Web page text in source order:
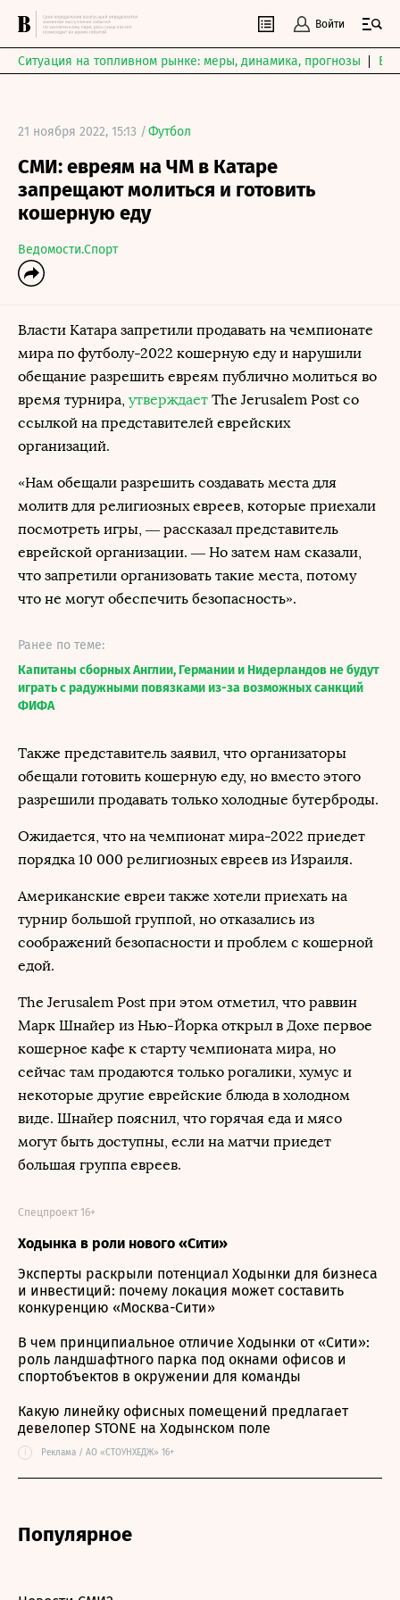
Войти
Ситуация на топливном рынке: меры, динамика, прогнозы
21 ноября 2022, 15:13 /Футбол
СМИ: евреям на ЧМ в Катаре
запрещают молиться и готовить
кошерную еду
Ведомости.Спорт
Власти Катара запретили продавать на чемпионате
мира по футболу-2022 кошерную еду и нарушили
обещание разрешить евреям публично молиться во
время турнира, утверждает The Jerusalem Post со
ссылкой на представителей еврейских
организаций.
«Нам обещали разрешить создавать места для
молитв для религиозных евреев, которые приехали
посмотреть игры, — рассказал представитель
еврейской организации. — Но затем нам сказали,
что запретили организовать такие места, потому
что не могут обеспечить безопасность».
Ранее по теме:
Капитаны сборных Англии, Германии и Нидерландов не будут
играть с радужными повязками из-за возможных санкций
ФИФА
Также представитель заявил, что организаторы
обещали готовить кошерную еду, но вместо этого
разрешили продавать только холодные бутерброды.
Ожидается, что на чемпионат мира-2022 приедет
порядка 10 000 религиозных евреев из Израиля.
Американские евреи также хотели приехать на
турнир большой группой, но отказались из
соображений безопасности и проблем с кошерной
едой.
The Jerusalem Post при этом отметил, что раввин
Марк Шнайер из Нью-Йорка открыл в Дохе первое
кошерное кафе к старту чемпионата мира, но
сейчас там продаются только рогалики, хумус и
некоторые другие еврейские блюда в холодном
виде. Шнайер пояснил, что горячая еда и мясо
могут быть доступны, если на матчи приедет
большая группа евреев.
Ходынка в роли нового «Сити»
Спецпроект 16+
Эксперты раскрыли потенциал Ходынки для бизнеса
и инвестиций: почему локация может составить
конкуренцию «Москва-Сити»
В чем принципиальное отличие Ходынки от «Сити»:
роль ландшафтного парка под окнами офисов и
спортобъектов в окружении для команды
Какую линейку офисных помещений предлагает
девелопер STONE на Ходынском поле
i Реклама / АО «СТОУНХЕДЖ» 16+
Популярное